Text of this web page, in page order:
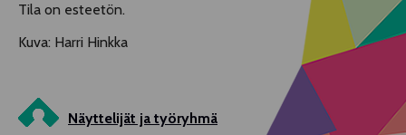
Tila on esteetön.
Kuva: Harri Hinkka
Näyttelijät ja työryhmä